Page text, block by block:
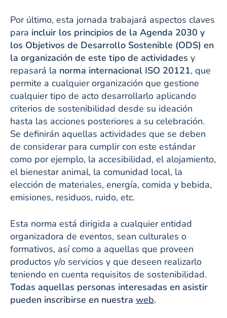
Por último, esta jornada trabajará aspectos claves
para incluir los principios de la Agenda 2030 y
los Objetivos de Desarrollo Sostenible (ODS) en
la organización de este tipo de actividades y
repasará la norma internacional ISO 20121, que
permite a cualquier organización que gestione
cualquier tipo de acto desarrollarlo aplicando
criterios de sostenibilidad desde su ideación
hasta las acciones posteriores a su celebración.
Se definirán aquellas actividades que se deben
de considerar para cumplir con este estándar
como por ejemplo, la accesibilidad, el alojamiento,
el bienestar animal, la comunidad local, la
elección de materiales, energía, comida y bebida,
emisiones, residuos, ruido, etc.
Esta norma está dirigida a cualquier entidad
organizadora de eventos, sean culturales o
formativos, así como a aquellas que proveen
productos y/o servicios y que deseen realizarlo
teniendo en cuenta requisitos de sostenibilidad.
Todas aquellas personas interesadas en asistir
pueden inscribirse en nuestra web.